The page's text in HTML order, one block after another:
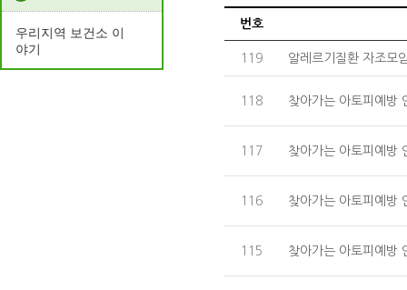
우리지역 보건소 이
야기
번호
119 알레르기질환 자조모
118 찾아가는 아토피예방
117 찾아가는 아토피예방
116 찾아가는 아토피예방
115 찾아가는 아토피예방